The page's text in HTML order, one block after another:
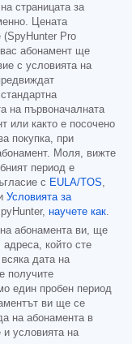
страницата за
Цената
(SpyHunter Pro
абонамент ще
с условията на
на първоначалната
или както е посочено
покупка, при
Моля, вижте
период е
с EULA/TOS,
Условията за
научете как.
абонамента ви, ще
който сте
дата на
получите
един пробен период
ви ще се
на абонамента в
и условията на